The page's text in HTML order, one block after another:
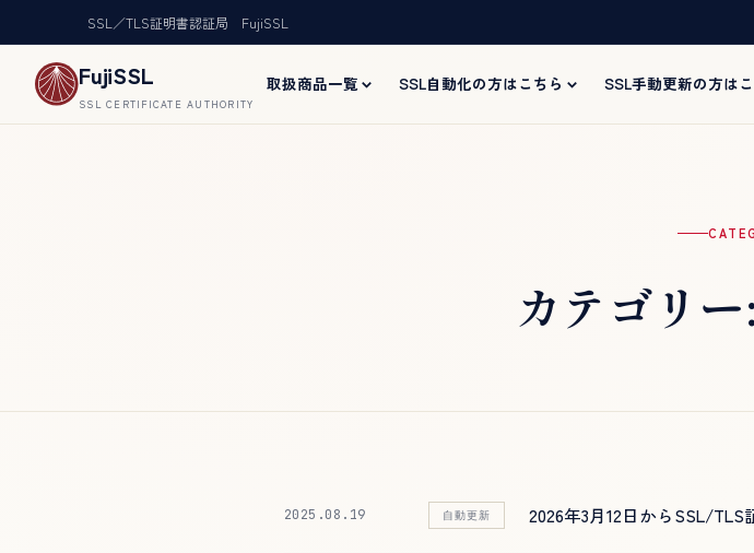
SSL／TLS証明書認証局 FujiSSL
FujiSSL
SSL CERTIFICATE AUTHORITY
取扱商品一覧 SSL自動化の方はこちら SSL手動更新の方は
カテゴリー:
2025.08.19 自動更新 2026年3月12日からSSL/